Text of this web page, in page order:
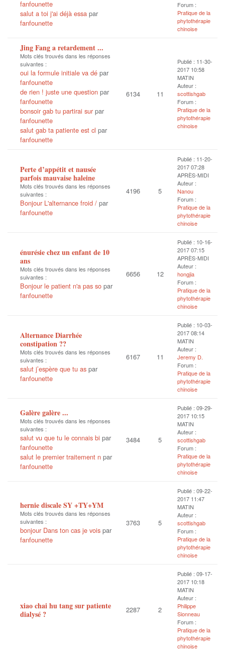
fanfounette
salut a toi j'ai déjà essa par
fanfounette
Forum :
Pratique de la
phytothérapie
chinoise
Jing Fang a retardement ...
Mots clés trouvés dans les réponses
suivantes :
oui la formule initiale va dé par
fanfounette
de rien ! juste une question par
fanfounette
bonsoir gab tu partirai sur par
fanfounette
salut gab ta patiente est cl par
fanfounette
6134 11
Publié : 11-30-
2017 10:58
MATIN
Auteur :
scottishgab
Forum :
Pratique de la
phytothérapie
chinoise
Perte d’appétit et nausée
parfois mauvaise haleine
Mots clés trouvés dans les réponses
suivantes :
Bonjour L'alternance froid / par
fanfounette
4196 5
Publié : 11-20-
2017 07:28
APRÈS-MIDI
Auteur :
Nanou
Forum :
Pratique de la
phytothérapie
chinoise
énurésie chez un enfant de 10
ans
Mots clés trouvés dans les réponses
suivantes :
Bonjour le patient n'a pas so par
fanfounette
6656 12
Publié : 10-16-
2017 07:15
APRÈS-MIDI
Auteur :
hongjia
Forum :
Pratique de la
phytothérapie
chinoise
Alternance Diarrhée
constipation ??
Mots clés trouvés dans les réponses
suivantes :
salut j’espère que tu as par
fanfounette
6167 11
Publié : 10-03-
2017 08:14
MATIN
Auteur :
Jeremy D.
Forum :
Pratique de la
phytothérapie
chinoise
Galère galère ...
Mots clés trouvés dans les réponses
suivantes :
salut vu que tu le connais bi par
fanfounette
salut le premier traitement n par
fanfounette
3484 5
Publié : 09-29-
2017 10:15
MATIN
Auteur :
scottishgab
Forum :
Pratique de la
phytothérapie
chinoise
hernie discale SY +TY+YM
Mots clés trouvés dans les réponses
suivantes :
bonjour Dans ton cas je vois par
fanfounette
3763 5
Publié : 09-22-
2017 11:47
MATIN
Auteur :
scottishgab
Forum :
Pratique de la
phytothérapie
chinoise
xiao chai hu tang sur patiente
dialysé ?
2287 2
Publié : 09-17-
2017 10:18
MATIN
Auteur :
Philippe
Sionneau
Forum :
Pratique de la
phytothérapie
chinoise